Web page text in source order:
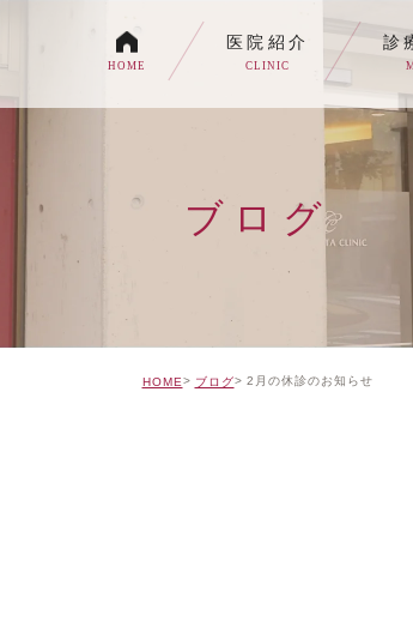
HOME
医院紹介
CLINIC
診
各種内視鏡
生活習慣病
消化器内科・
トイレの症
ブログ
HOME ブログ 2月の休診のお知らせ